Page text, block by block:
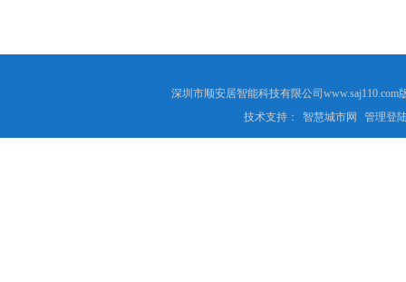
深圳市顺安居智能科技有限公司
技术支持：
智慧城市网 管理登